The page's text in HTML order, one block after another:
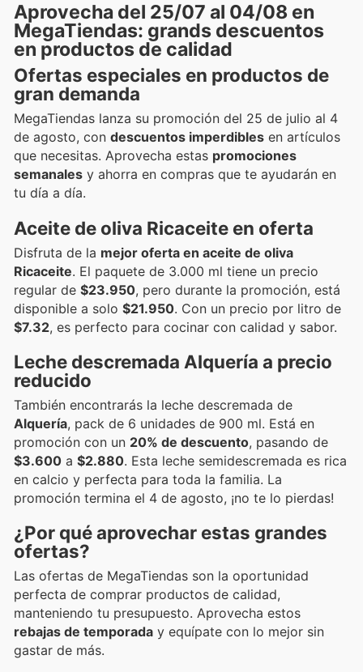
Aprovecha del 25/07 al 04/08 en
MegaTiendas: grands descuentos
en productos de calidad
Ofertas especiales en productos de
gran demanda
MegaTiendas lanza su promoción del 25 de julio al 4
de agosto, con descuentos imperdibles en artículos
que necesitas. Aprovecha estas promociones
semanales y ahorra en compras que te ayudarán en
tu día a día.
Aceite de oliva Ricaceite en oferta
Disfruta de la mejor oferta en aceite de oliva
Ricaceite. El paquete de 3.000 ml tiene un precio
regular de $23.950, pero durante la promoción, está
disponible a solo $21.950. Con un precio por litro de
$7.32, es perfecto para cocinar con calidad y sabor.
Leche descremada Alquería a precio
reducido
También encontrarás la leche descremada de
Alquería, pack de 6 unidades de 900 ml. Está en
promoción con un 20% de descuento, pasando de
$3.600 a $2.880. Esta leche semidescremada es rica
en calcio y perfecta para toda la familia. La
promoción termina el 4 de agosto, ¡no te lo pierdas!
¿Por qué aprovechar estas grandes
ofertas?
Las ofertas de MegaTiendas son la oportunidad
perfecta de comprar productos de calidad,
manteniendo tu presupuesto. Aprovecha estos
rebajas de temporada y equípate con lo mejor sin
gastar de más.